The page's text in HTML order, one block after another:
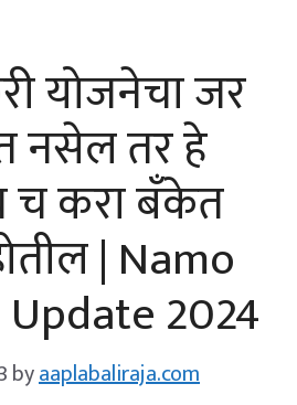
योजनेचा जर
नसेल तर हे
करा बँकेत
| Namo
2024
byaaplabaliraja.com